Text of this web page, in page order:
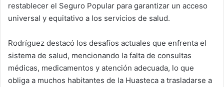
restablecer el Seguro Popular para garantizar un acceso
universal y equitativo a los servicios de salud.
Rodríguez destacó los desafíos actuales que enfrenta el
sistema de salud, mencionando la falta de consultas
médicas, medicamentos y atención adecuada, lo que
obliga a muchos habitantes de la Huasteca a trasladarse a